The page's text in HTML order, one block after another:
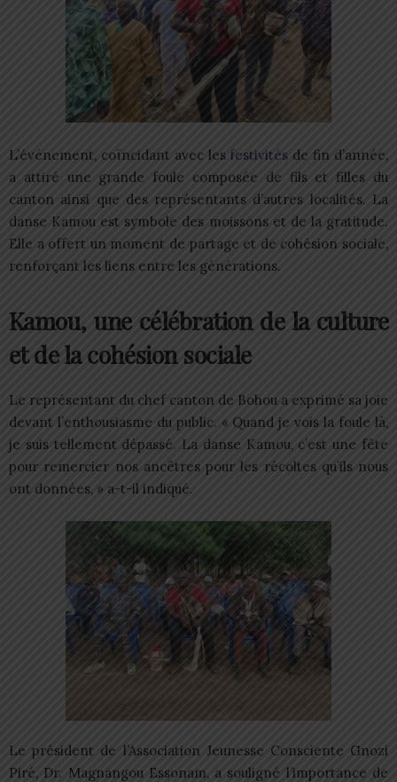
L’événement, coïncidant avec les festivités de fin d’année,
a attiré une grande foule composée de fils et filles du
canton ainsi que des représentants d’autres localités. La
danse Kamou est symbole des moissons et de la gratitude.
Elle a offert un moment de partage et de cohésion sociale,
renforçant les liens entre les générations.
Kamou, une célébration de la culture
et de la cohésion sociale
Le représentant du chef canton de Bohou a exprimé sa joie
devant l’enthousiasme du public. « Quand je vois la foule là,
je suis tellement dépassé. La danse Kamou, c’est une fête
pour remercier nos ancêtres pour les récoltes qu’ils nous
ont données, » a-t-il indiqué.
Le président de l’Association Jeunesse Consciente Gnozi
Piré, Dr. Magnangou Essonam, a souligné l’importance de